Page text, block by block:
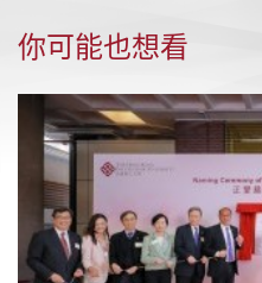
你可能也想看